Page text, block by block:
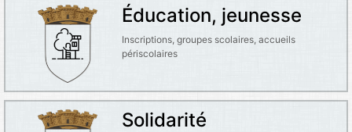
Éducation, jeunesse
Inscriptions, groupes scolaires, accueils
périscolaires
Solidarité